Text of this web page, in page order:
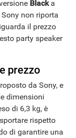
Blacka
non riporta
il prezzo
party speaker
prezzo
da Sony, e
dimensioni
di 6,3 kg, è
rispetto
di garantire una